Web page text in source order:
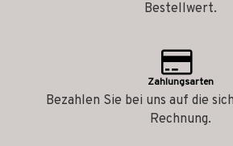
Bestellwert.
Zahlungsarten
Bezahlen Sie bei uns auf die
Rechnung.